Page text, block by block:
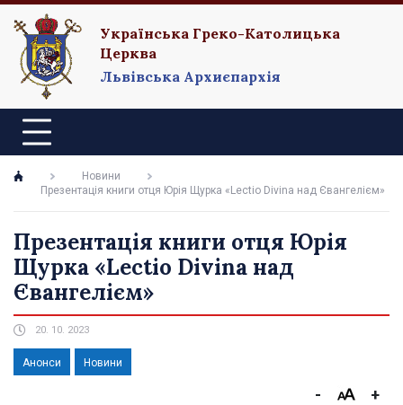
Українська Греко-Католицька
Церква
Львівська Архиєпархія
Новини
Презентація книги отця Юрія Щурка «Lectio Divina над Євангелієм»
Презентація книги отця Юрія
Щурка «Lectio Divina над
Євангелієм»
20. 10. 2023
Анонси Новини
- +